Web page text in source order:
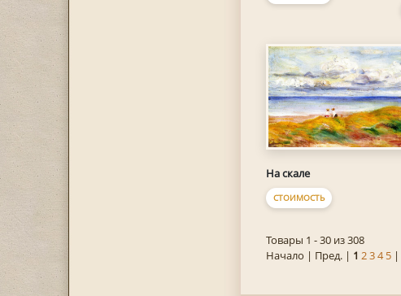
На скале
СТОИМОСТЬ
Товары 1 - 30 из 308
Начало | Пред. | 1 234 5|